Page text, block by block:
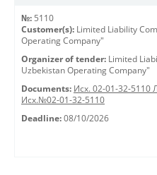
№: 5110
Customer(s): Limited Liability
Operating Company"
Organizer of tender: Limited
Uzbekistan Operating Company"
Documents: Исх. 02-01-32-5110
Исх.№02-01-32-5110
Deadline: 08/10/2026